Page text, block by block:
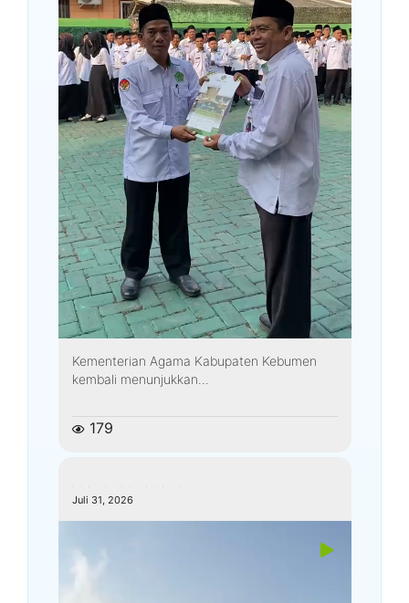
Kementerian Agama Kabupaten Kebumen
kembali menunjukkan...
179
Juli 31, 2026